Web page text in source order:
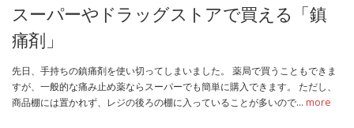
スーパーやドラッグストアで買える「鎮
痛剤」
先日、手持ちの鎮痛剤を使い切ってしまいました。 薬局で買うこともできま
すが、一般的な痛み止め薬ならスーパーでも簡単に購入できます。 ただし、
商品棚には置かれず、レジの後ろの棚に入っていることが多いので… more